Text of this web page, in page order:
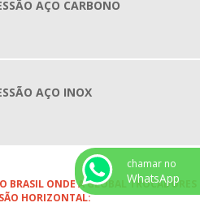
AÇO CARBONO
AÇO INOX
BRASIL ONDE A GLOBAL TROCADORES
HORIZONTAL:
chamar no
WhatsApp